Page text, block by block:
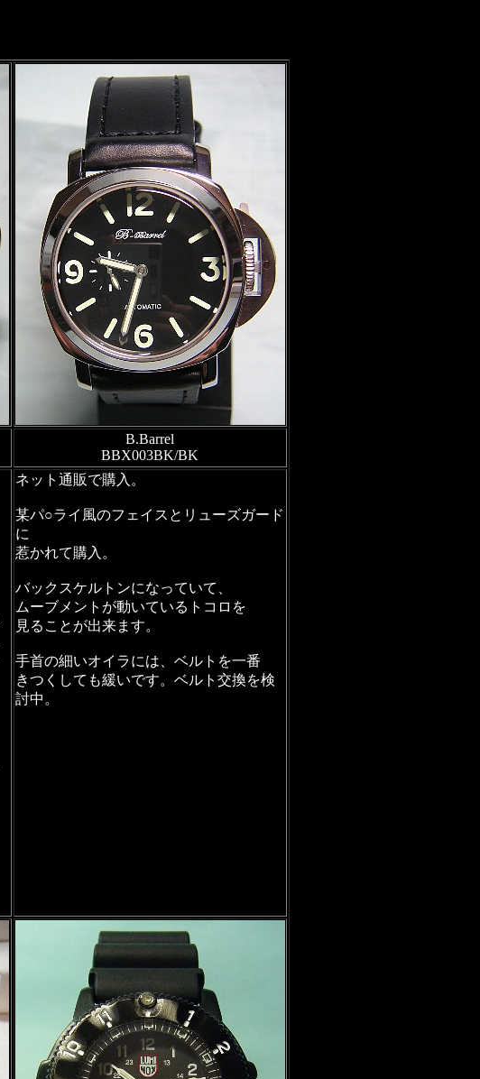
B.Barrel
BBX003BK/BK
ネット通販で購入。
某パ○ライ風のフェイスとリューズガード
に
惹かれて購入。
バックスケルトンになっていて、
ムーブメントが動いているトコロを
見ることが出来ます。
手首の細いオイラには、ベルトを一番
きつくしても緩いです。ベルト交換を検
討中。